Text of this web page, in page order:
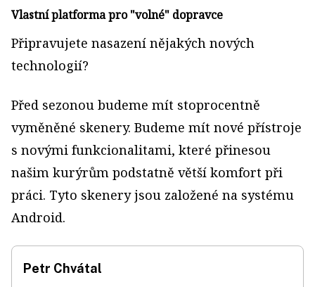
Vlastní platforma pro "volné" dopravce
Připravujete nasazení nějakých nových
technologií?
Před sezonou budeme mít stoprocentně
vyměněné skenery. Budeme mít nové přístroje
s novými funkcionalitami, které přinesou
našim kurýrům podstatně větší komfort při
práci. Tyto skenery jsou založené na systému
Android.
Petr Chvátal